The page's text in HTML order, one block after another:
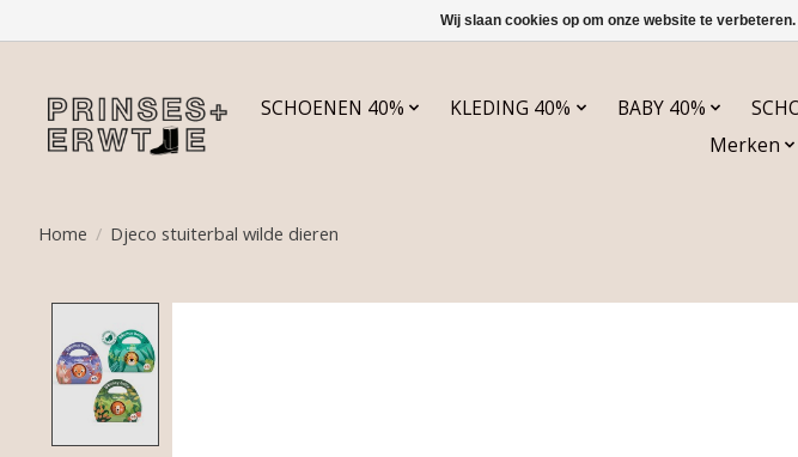
SCHOENEN 40% KLEDING 40% BABY 40%
Merken
Home / Djeco stuiterbal wilde dieren
Wij slaan cookies op om onze website te